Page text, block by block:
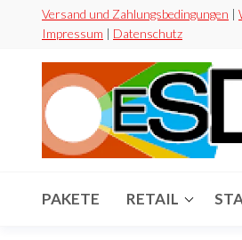
springen
Versand und Zahlungsbedingungen |
Impressum | Datenschutz
Handel
Preiswert
PAKETE RETAIL